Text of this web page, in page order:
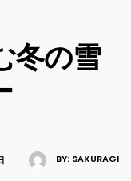
冬の雪
BY: SAKURAGI